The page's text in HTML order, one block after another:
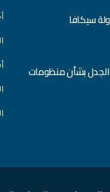
سيكافا
الجدل بشأن منظومات